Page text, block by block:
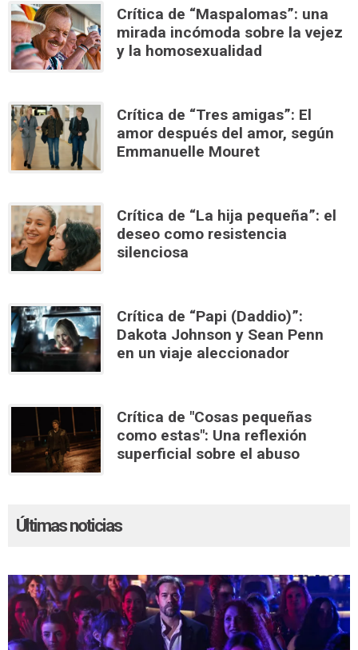
Crítica de “Maspalomas”: una
mirada incómoda sobre la vejez
y la homosexualidad
Crítica de “Tres amigas”: El
amor después del amor, según
Emmanuelle Mouret
Crítica de “La hija pequeña”: el
deseo como resistencia
silenciosa
Crítica de “Papi (Daddio)”:
Dakota Johnson y Sean Penn
en un viaje aleccionador
Crítica de "Cosas pequeñas
como estas": Una reflexión
superficial sobre el abuso
Últimas noticias